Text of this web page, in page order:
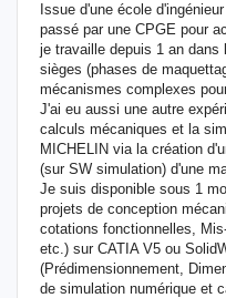
Issue d'une école
passé par une CPGE pour
je travaille depuis 1 an
sièges (phases de
mécanismes complexes
J'ai eu aussi une autre
calculs mécaniques et la
MICHELIN via la création
(sur SW simulation) d'une
Je suis disponible sous 1
projets de conception
cotations fonctionnelles,
etc.) sur CATIA V5 ou
(Prédimensionnement,
de simulation numérique et